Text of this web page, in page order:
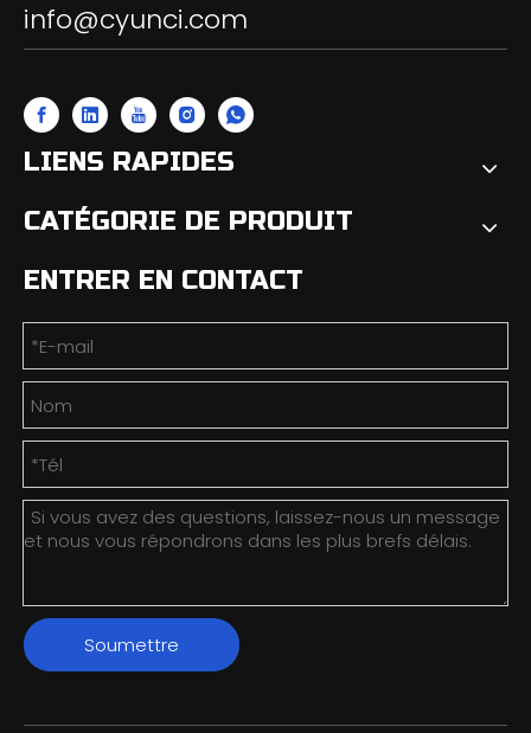
info@cyunci.com
LIENS RAPIDES
CATÉGORIE DE PRODUIT
ENTRER EN CONTACT
Soumettre